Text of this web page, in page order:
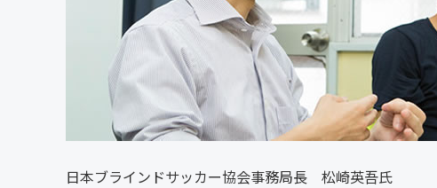
日本ブラインドサッカー協会事務局長 松崎英吾氏